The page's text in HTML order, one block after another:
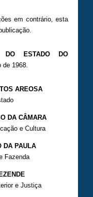
em contrário, esta
DO ESTADO DO
de 1968.
AREOSA
DA CÂMARA
e Cultura
DA PAULA
Fazenda
e Justiça